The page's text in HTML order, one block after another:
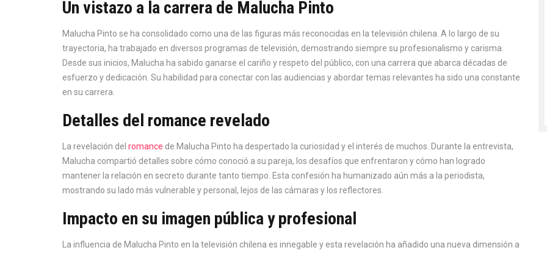
Un vistazo a la carrera de Malucha Pinto
Malucha Pinto se ha consolidado como una de las figuras más reconocidas en la televisión chilena. A lo largo de su
trayectoria, ha trabajado en diversos programas de televisión, demostrando siempre su profesionalismo y carisma.
Desde sus inicios, Malucha ha sabido ganarse el cariño y respeto del público, con una carrera que abarca décadas de
esfuerzo y dedicación. Su habilidad para conectar con las audiencias y abordar temas relevantes ha sido una constante
en su carrera.
Detalles del romance revelado
La revelación del romance de Malucha Pinto ha despertado la curiosidad y el interés de muchos. Durante la entrevista,
Malucha compartió detalles sobre cómo conoció a su pareja, los desafíos que enfrentaron y cómo han logrado
mantener la relación en secreto durante tanto tiempo. Esta confesión ha humanizado aún más a la periodista,
mostrando su lado más vulnerable y personal, lejos de las cámaras y los reflectores.
Impacto en su imagen pública y profesional
La influencia de Malucha Pinto en la televisión chilena es innegable y esta revelación ha añadido una nueva dimensión a